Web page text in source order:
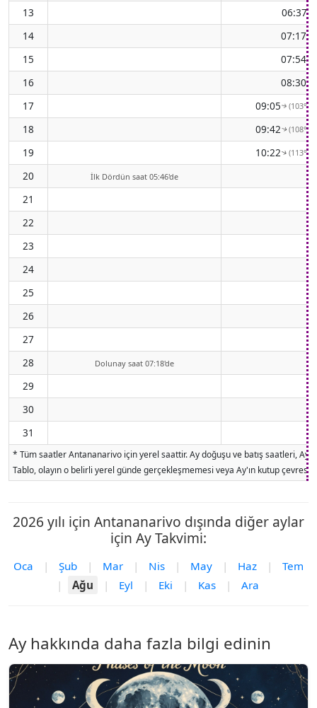
13 06:37↑
14 07:17↑
15 07:54↑
16 08:30↑
17 09:05↑(103°
18 09:42↑(108°
19 10:22↑(113°
20 İlk Dördün saat 05:46'de
21
22
23
24
25
26
27
28
Dolunay saat 07:18'de
29
30
31
* Tüm saatler Antananarivo için yerel saattir. Ay doğuşu ve batış saatleri,
Tablo, olayın o belirli yerel günde gerçekleşmemesi veya Ay'ın kutup
2026 yılı için Antananarivo dışında diğer aylar
için Ay Takvimi:
Oca | Şub | Mar | Nis | May | Haz |
Tem
|
Ağu | Eyl | Eki | Kas | Ara
Ay hakkında daha fazla bilgi edinin